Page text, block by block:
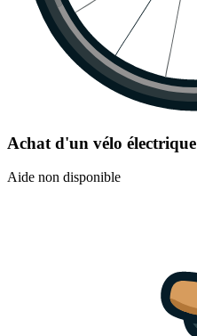
Achat d'un vélo électrique
Aide non disponible